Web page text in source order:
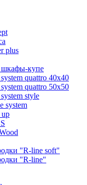
plus
шкафы-купе
quattro 40x40
quattro 50x50
style
system
"R-line soft"
"R-line"